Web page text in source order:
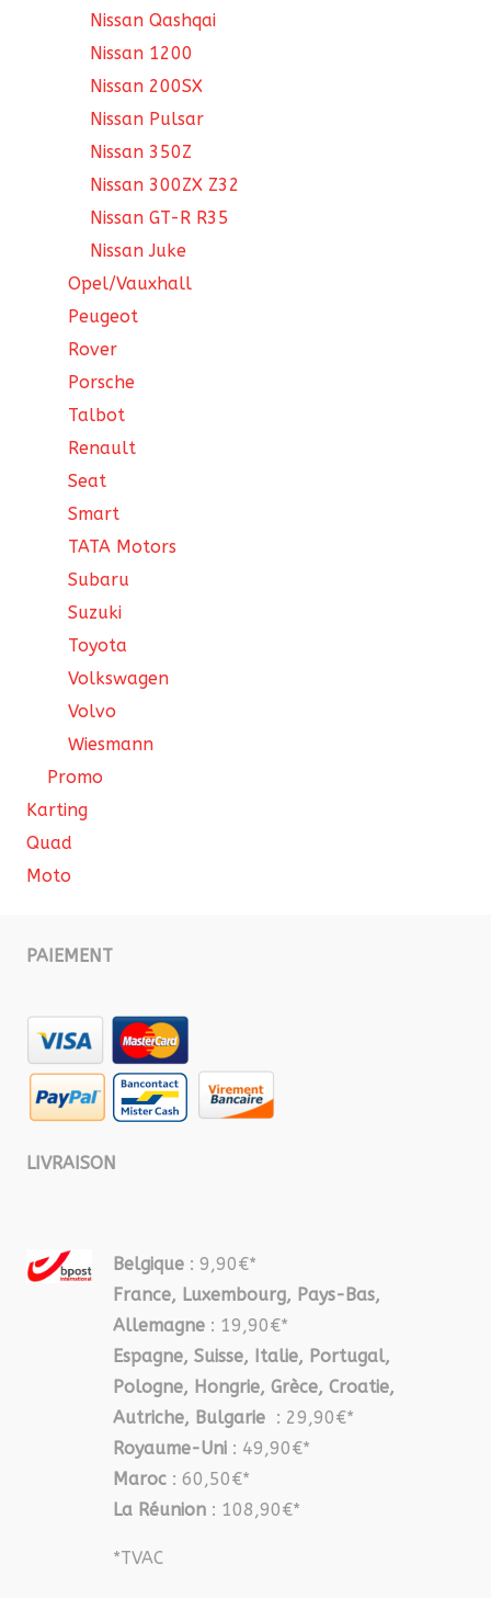
Nissan Qashqai
Nissan 1200
Nissan 200SX
Nissan Pulsar
Nissan 350Z
Nissan 300ZX Z32
Nissan GT-R R35
Nissan Juke
Opel/Vauxhall
Peugeot
Rover
Porsche
Talbot
Renault
Seat
Smart
TATA Motors
Subaru
Suzuki
Toyota
Volkswagen
Volvo
Wiesmann
Promo
Karting
Quad
Moto
PAIEMENT
LIVRAISON
Belgique : 9,90€*
France, Luxembourg, Pays-Bas,
Allemagne : 19,90€*
Espagne, Suisse, Italie, Portugal,
Pologne, Hongrie, Grèce, Croatie,
Autriche, Bulgarie : 29,90€*
Royaume-Uni : 49,90€*
Maroc : 60,50€*
La Réunion : 108,90€*
*TVAC